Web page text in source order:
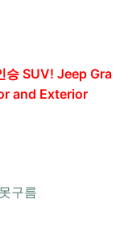
승 SUV! Jeep Gra
and Exterior
구름